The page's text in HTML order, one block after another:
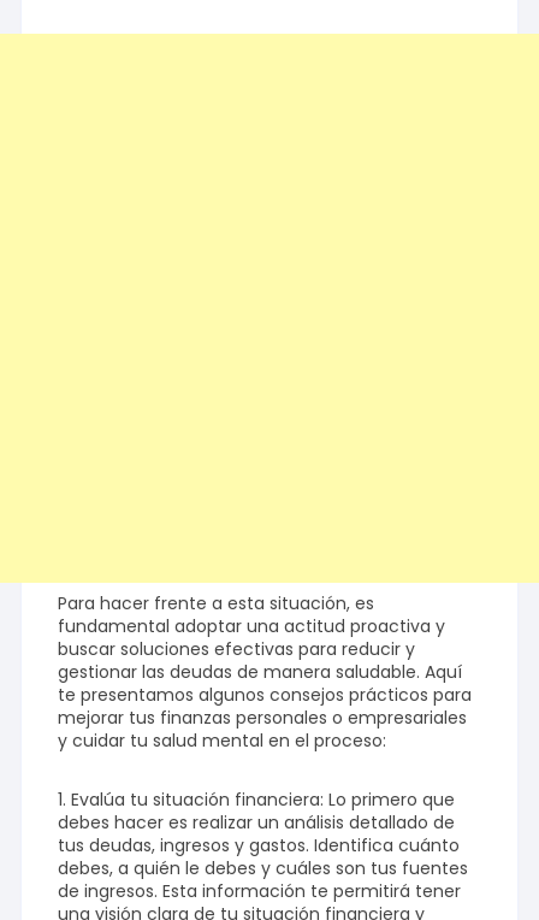
Para hacer frente a esta situación, es
fundamental adoptar una actitud proactiva y
buscar soluciones efectivas para reducir y
gestionar las deudas de manera saludable. Aquí
te presentamos algunos consejos prácticos para
mejorar tus finanzas personales o empresariales
y cuidar tu salud mental en el proceso:
1. Evalúa tu situación financiera: Lo primero que
debes hacer es realizar un análisis detallado de
tus deudas, ingresos y gastos. Identifica cuánto
debes, a quién le debes y cuáles son tus fuentes
de ingresos. Esta información te permitirá tener
una visión clara de tu situación financiera y